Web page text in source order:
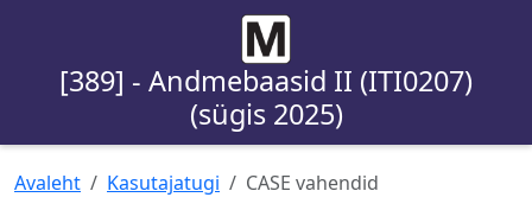
[389] - Andmebaasid II (ITI0207)
(sügis 2025)
Avaleht Kasutajatugi CASE vahendid